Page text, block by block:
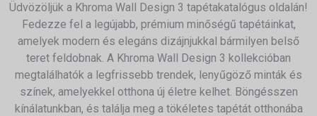
Üdvözöljük a Khroma Wall Design 3 tapétakatalógus oldalán!
Fedezze fel a legújabb, prémium minőségű tapétáinkat,
amelyek modern és elegáns dizájnjukkal bármilyen belső
teret feldobnak. A Khroma Wall Design 3 kollekcióban
megtalálhatók a legfrissebb trendek, lenyűgöző minták és
színek, amelyekkel otthona új életre kelhet. Böngésszen
kínálatunkban, és találja meg a tökéletes tapétát otthonába